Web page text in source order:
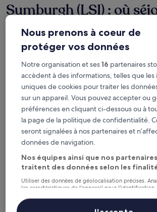
Sumburgh (LSI) : où
proximité ?
The Queen's Hotel
The Queen's Hotel
3.0 étoiles
À 31,7 km de : Aéroport de Lerwick Sumburgh
The Queen's Hotel
Nous prenons à coeur de
protéger vos données
Notre organisation et ses16 partenaires
accèdent à des informations, telles que
uniques de cookies pour traiter les
sur un appareil. Vous pouvez accepter ou
préférences en cliquant ci-dessous ou à
la page de la politique de confidentialité.
seront signalées à nos partenaires et
données de navigation.
Nos équipes ainsi que nos
traitent des données selon les
Utiliser des données de géolocalisation précises.
les caractéristiques de l’appareil pour
personnalisés, mesure de performance des publicités
études d’audience et développement de services.